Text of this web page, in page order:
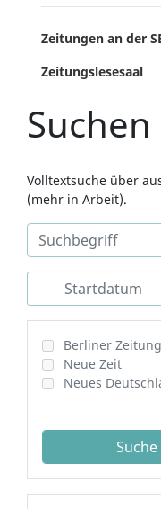
Zeitungen an der
Zeitungslesesaal
Suchen
Volltextsuche über
(mehr in Arbeit).
Berliner Zeitung
Neue Zeit
Neues